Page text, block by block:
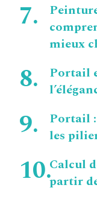
mieux
Portail
Portail
les
Calcul
partir